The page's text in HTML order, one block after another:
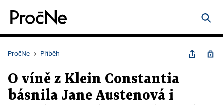
PročNe › Příběh
O víně z Klein Constantia
básnila Jane Austenová i